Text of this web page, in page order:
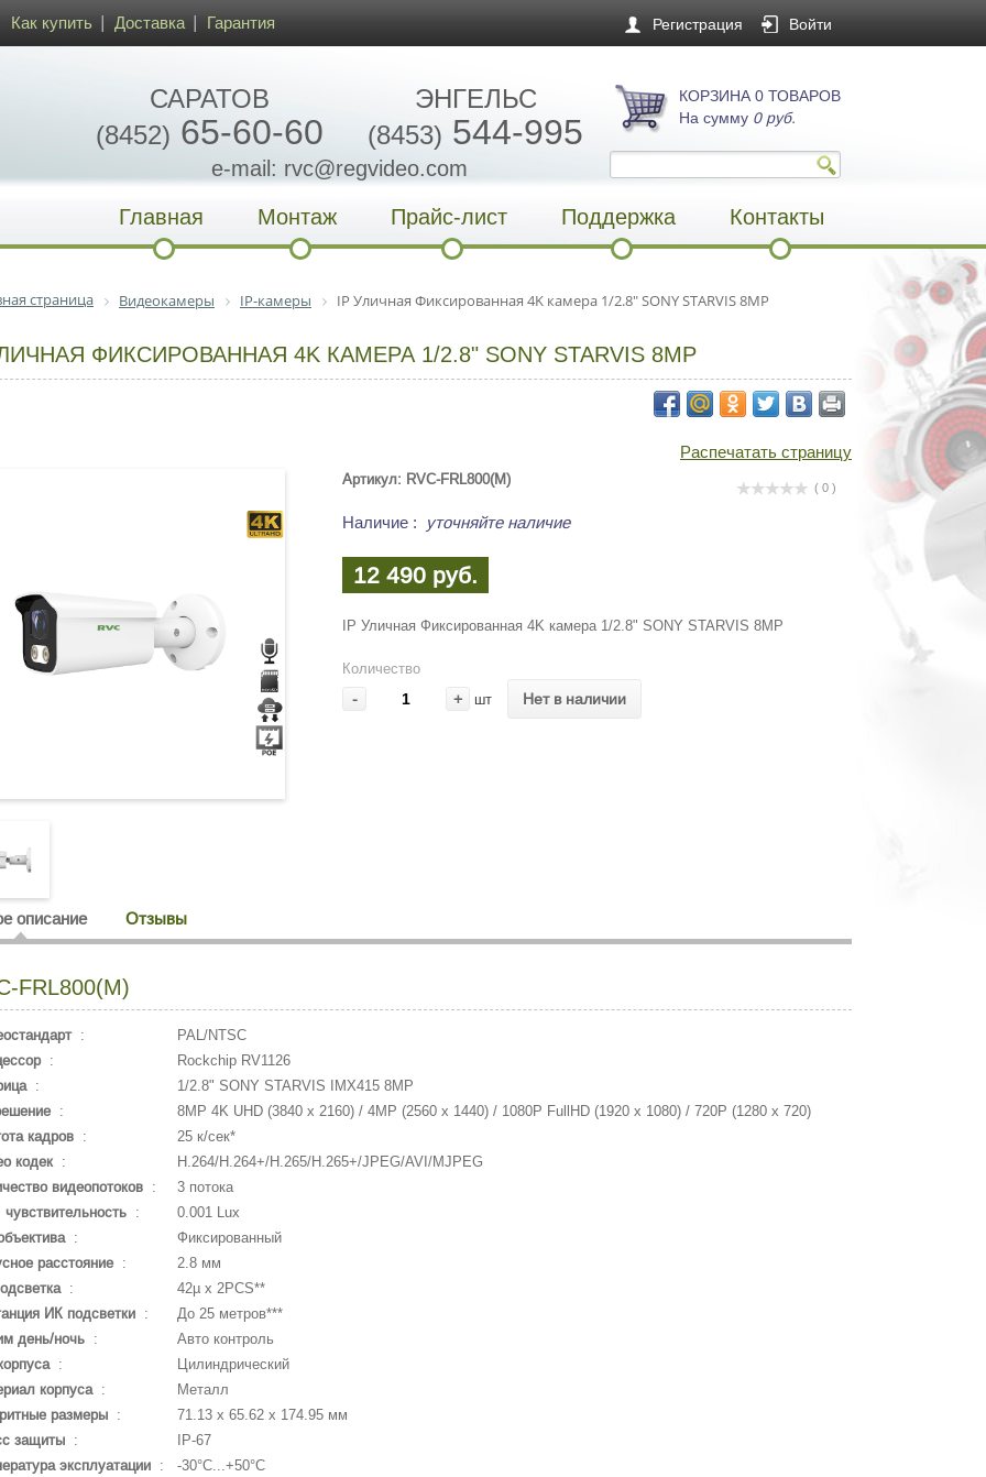
Как купить Доставка Гарантия Регистрация Войти
САРАТОВ
(8452) 65-60-60
ЭНГЕЛЬС
(8453) 544-995
e-mail: rvc@regvideo.com
КОРЗИНА 0 ТОВАРОВ
На сумму 0 руб.
Главная Монтаж Прайс-лист Поддержка Контакты
страница Видеокамеры IP-камеры IP Уличная Фиксированная 4K камера 1/2.8" SONY STARVIS 8MP
ФИКСИРОВАННАЯ 4K КАМЕРА 1/2.8" SONY STARVIS 8MP
Распечатать страницу
( 0 )
Артикул: RVC-FRL800(M)
Наличие : уточняйте наличие
12 490 руб.
IP Уличная Фиксированная 4K камера 1/2.8" SONY STARVIS 8MP
Количество
- + шт Нет в наличии
описание Отзывы
FRL800(M)
:
PAL/NTSC
:
Rockchip RV1126
:
1/2.8" SONY STARVIS IMX415 8MP
:
8MP 4K UHD (3840 x 2160) / 4MP (2560 x 1440) / 1080P FullHD (1920 x 1080) / 720P (1280 x 720)
кадров :
25 к/сек*
кодек:
H.264/H.264+/H.265/H.265+/JPEG/AVI/MJPEG
видеопотоков :
3 потока
:
0.001 Lux
:
Фиксированный
расстояние :
2.8 мм
:
42µ x 2PCS**
ИК подсветки :
До 25 метров***
день/ночь :
Авто контроль
:
Цилиндрический
корпуса:
Металл
размеры :
71.13 x 65.62 x 174.95 мм
защиты :
IP-67
эксплуатации :
-30°С...+50°С